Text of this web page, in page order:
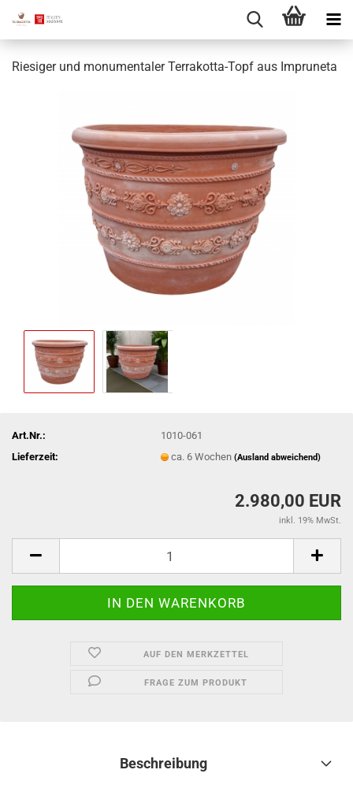
Riesiger und monumentaler Terrakotta-Topf aus Impruneta
Art.Nr.:
1010-061
Lieferzeit:
ca. 6 Wochen(Ausland abweichend)
2.980,00 EUR
inkl. 19% MwSt.
AUF DEN MERKZETTEL
FRAGE ZUM PRODUKT
Beschreibung